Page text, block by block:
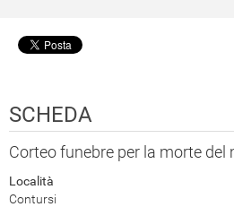
SCHEDA
Corteo funebre per la morte del
Località
Contursi